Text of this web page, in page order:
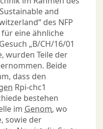
and
des NFP
eine ähnliche
„B/CH/16/01
wurden Teile der
Beide
dass den
Rpi-chc1
bestehen
im Genom, wo
sowie der